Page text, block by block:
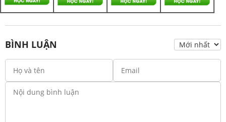
BÌNH LUẬN